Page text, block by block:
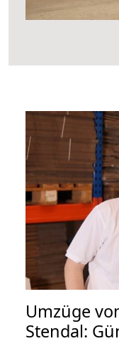
Umzüge
Stendal: